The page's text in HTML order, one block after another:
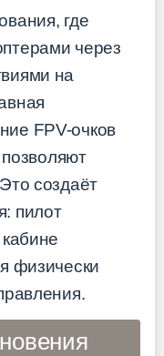
где
через
на
FPV-очков
создаёт
пилот
физически